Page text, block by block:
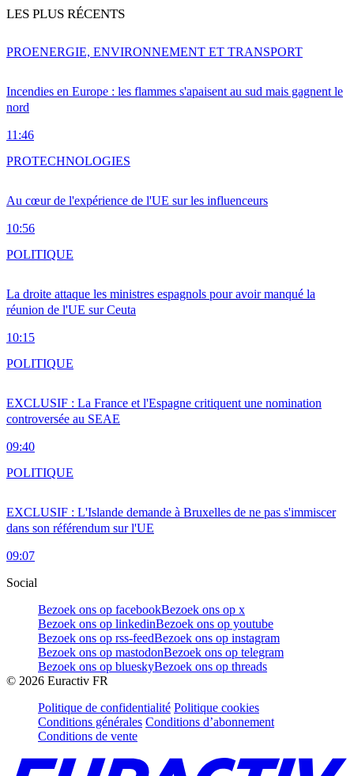
LES PLUS RÉCENTS
Incendies en Europe : les flammes s'apaisent au sud mais gagnent le
nord
11:46
PROENERGIE, ENVIRONNEMENT ET TRANSPORT
Au cœur de l'expérience de l'UE sur les influenceurs
10:56
PROTECHNOLOGIES
La droite attaque les ministres espagnols pour avoir manqué la
réunion de l'UE sur Ceuta
10:15
POLITIQUE
EXCLUSIF : La France et l'Espagne critiquent une nomination
controversée au SEAE
09:40
POLITIQUE
EXCLUSIF : L'Islande demande à Bruxelles de ne pas s'immiscer
dans son référendum sur l'UE
09:07
POLITIQUE
Social
Bezoek ons op facebookBezoek ons op x
Bezoek ons op linkedinBezoek ons op youtube
Bezoek ons op rss-feedBezoek ons op instagram
Bezoek ons op mastodonBezoek ons op telegram
Bezoek ons op blueskyBezoek ons op threads
© 2026 Euractiv FR
Politique de confidentialité Politique cookies
Conditions générales Conditions d’abonnement
Conditions de vente